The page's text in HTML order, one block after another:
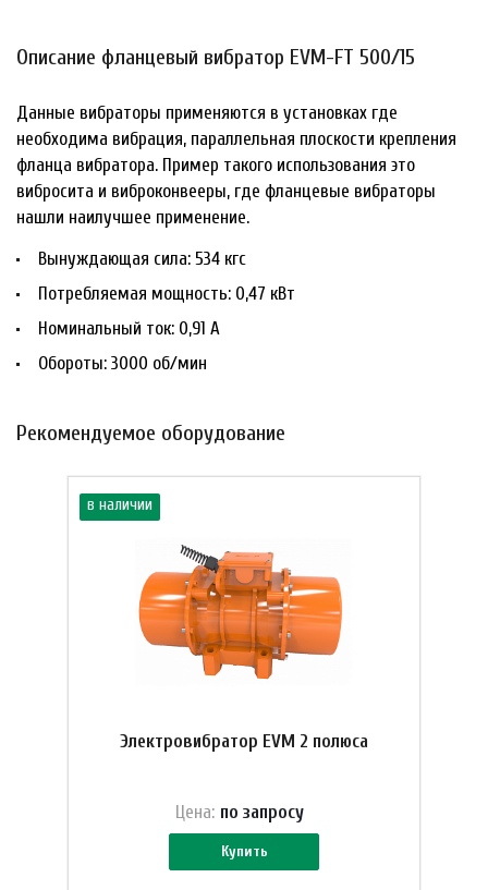
Описание фланцевый вибратор EVM-FT 500/15
Данные вибраторы применяются в установках где
необходима вибрация, параллельная плоскости крепления
фланца вибратора. Пример такого использования это
вибросита и виброконвееры, где фланцевые вибраторы
нашли наилучшее применение.
Вынуждающая сила: 534 кгс
Потребляемая мощность: 0,47 кВт
Номинальный ток: 0,91 А
Обороты: 3000 об/мин
Рекомендуемое оборудование
в наличии
Электровибратор EVM 2 полюса
Купить
Цена: по запросу